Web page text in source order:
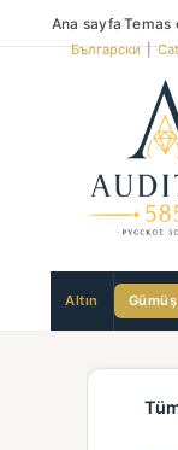
Ana sayfa Temas
Български|
Altın Gümüş